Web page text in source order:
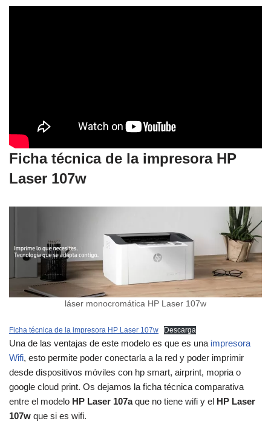
Ficha técnica de la impresora HP
Laser 107w
láser monocromática HP Laser 107w
Ficha técnica de la impresora HP Laser 107w Descarga
Una de las ventajas de este modelo es que es una impresora
Wifi, esto permite poder conectarla a la red y poder imprimir
desde dispositivos móviles con hp smart, airprint, mopria o
google cloud print. Os dejamos la ficha técnica comparativa
entre el modelo HP Laser 107aque no tiene wifi y el HP Laser
107w que si es wifi.